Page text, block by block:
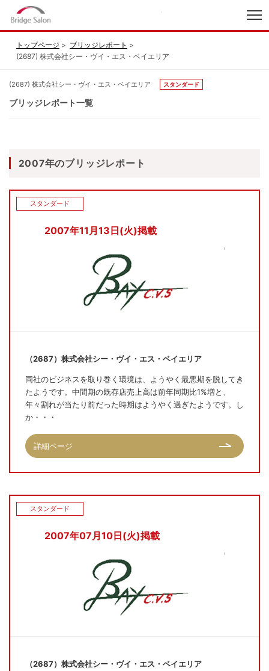
トップページ
ブリッジレポート
(2687) 株式会社シー・ヴイ・エス・ベイエリア
(2687) 株式会社シー・ヴイ・エス・ベイエリア スタンダード
ブリッジレポート一覧
2007年のブリッジレポート
2007年11月13日(火)掲載
スタンダード
（2687）株式会社シー・ヴイ・エス・ベイエリア
同社のビジネスを取り巻く環境は、ようやく最悪期を脱してき
たようです。中間期の既存店売上高は前年同期比1%増と、
年々割れが当たり前だった時期はようやく過ぎたようです。し
か・・・
詳細ページ
2007年07月10日(火)掲載
スタンダード
（2687）株式会社シー・ヴイ・エス・ベイエリア